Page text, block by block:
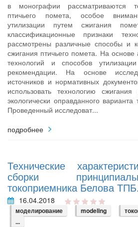
в монографии рассматриваются
птичьего помета, особое
утилизации путем сжигания
классификационные признаки
рассмотрены различные способы и
сжигания птичьего помета. На
технологий и способов
рекомендации. На основе
источников и нормативных
использовать технологию
экологически оправданного варианта
Проведенный исследоват...
подробнее
Технические
сборки
токоприемника Белова
16.04.2018
моделирование modeling
...